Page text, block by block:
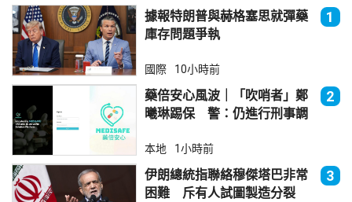
據報特朗普與赫格塞思就彈藥
庫存問題爭執
1
國際 10小時前
藥倍安心風波｜「吹哨者」鄭
曦琳踢保 警：仍進行刑事調
2
本地 1小時前
伊朗總統指聯絡穆傑塔巴非常
困難 斥有人試圖製造分裂
3